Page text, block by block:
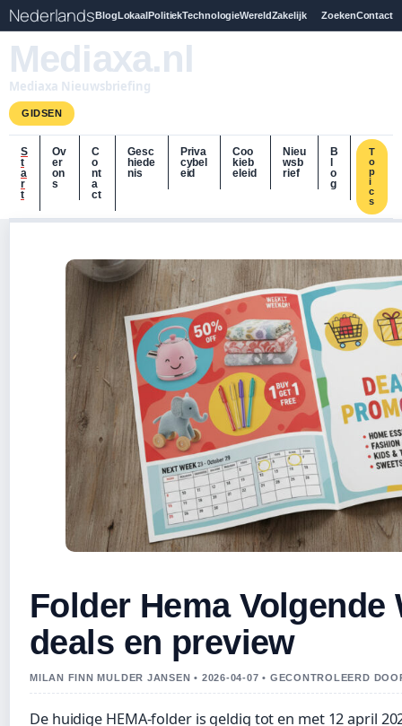
NederlandsBlogLokaalPolitiekTechnologieWereldZakelijk ZoekenContact
Mediaxa.nl
Mediaxa Nieuwsbriefing
GIDSEN
S
t
a
r
t
Ov
er
on
s
C
o
nt
a
ct
Gesc
hiede
nis
Priva
cybel
eid
Coo
kieb
eleid
Nieu
wsb
rief
B
o
g
T
o
p
i
c
s
Folder Hema Volgende
deals en preview
MILAN FINN MULDER JANSEN • 2026-04-07 • GECONTROLEERD
De huidige HEMA-folder is geldig tot en met 12 april